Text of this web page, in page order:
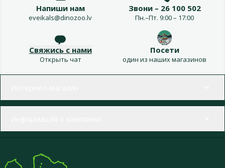
Напиши нам
eveikals@dinozoo.lv
Звони – 26 100 502
Пн.–Пт. 9:00 – 17:00
Свяжись с нами
Открыть чат
Посети
один из наших магазинов